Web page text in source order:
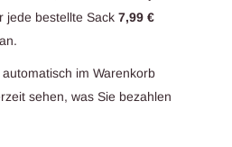
jede bestellte Sack 7,99 €
an.
im Warenkorb
sehen, was Sie bezahlen